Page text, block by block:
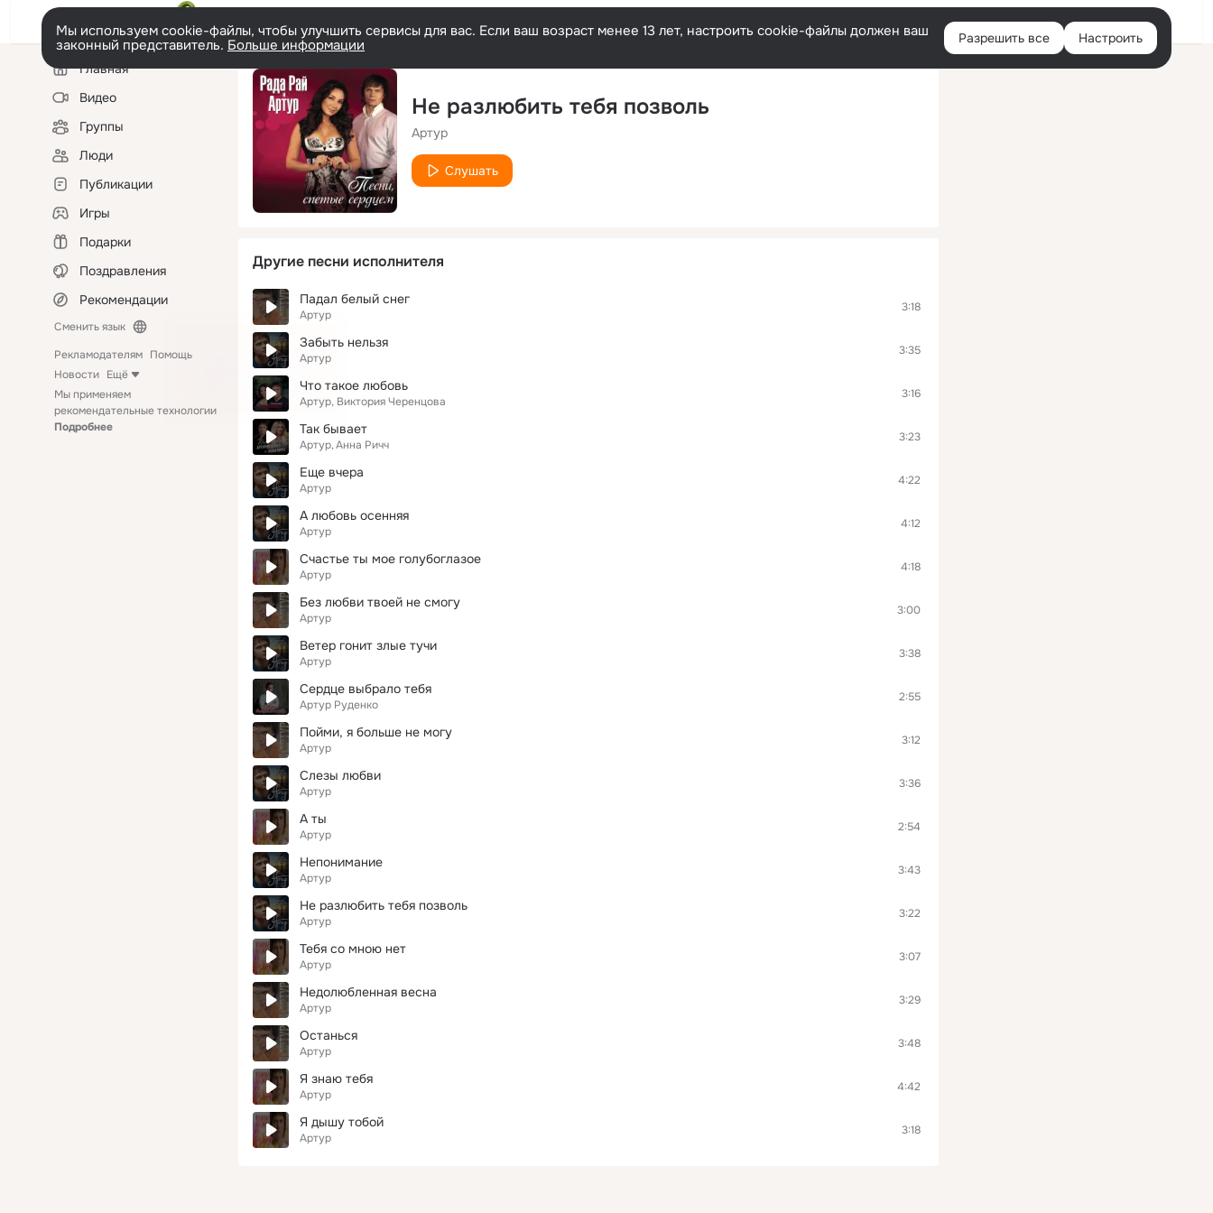
Войти
Мы используем cookie-файлы, чтобы улучшить сервисы для вас. Если ваш возраст менее 13 лет, настроить cookie-файлы должен ваш
законный представитель. Больше информации Разрешить все Настроить
Левая
колонкаГлавная
Видео
Группы
Люди
Публикации
Игры
Подарки
Поздравления
Рекомендации
Сменить язык
Рекламодателям Помощь
Новости Ещё
Мы применяем
рекомендательные технологии
Подробнее
Не разлюбить тебя позволь
Артур
Слушать
Другие песни исполнителя
Падал белый снег
Артур
3:18
Забыть нельзя
Артур
3:35
Что такое любовь
Артур, Виктория Черенцова
3:16
Так бывает
Артур Анна Ричч
3:23
Еще вчера
Артур
4:22
А любовь осенняя
Артур
4:12
Счастье ты мое голубоглазое
Артур
4:18
Без любви твоей не смогу
Артур
3:00
Ветер гонит злые тучи
Артур
3:38
Сердце выбрало тебя
Артур Руденко
2:55
Пойми, я больше не могу
Артур
3:12
Слезы любви
Артур
3:36
А ты
Артур
2:54
Непонимание
Артур
3:43
Не разлюбить тебя позволь
Артур
3:22
Тебя со мною нет
Артур
3:07
Недолюбленная весна
Артур
3:29
Останься
Артур
3:48
Я знаю тебя
Артур
4:42
Я дышу тобой
Артур
3:18